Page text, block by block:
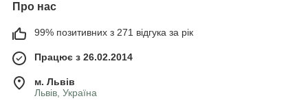
Про нас
99% позитивних з 271 відгука за рік
Працює з 26.02.2014
м. Львів
Львів, Україна